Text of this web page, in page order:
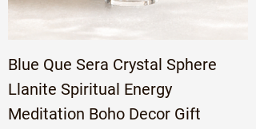
Blue Que Sera Crystal Sphere
Llanite Spiritual Energy
Meditation Boho Decor Gift